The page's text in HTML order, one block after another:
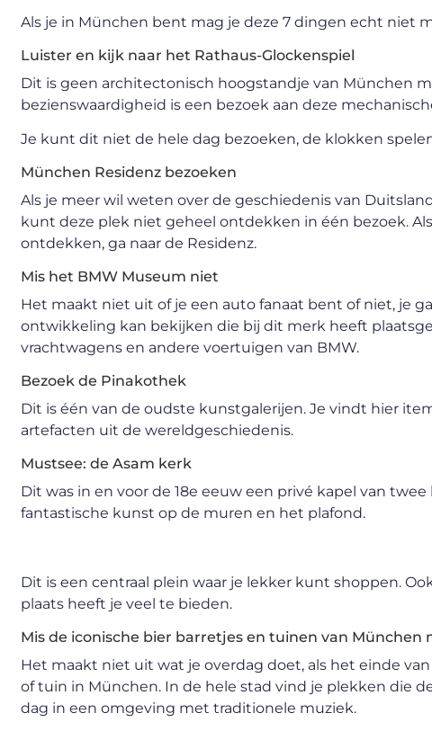
Als je in München bent mag je deze 7 dingen echt niet
Luister en kijk naar het Rathaus-Glockenspiel
Dit is geen architectonisch hoogstandje van München
bezienswaardigheid is een bezoek aan deze
Je kunt dit niet de hele dag bezoeken, de klokken
München Residenz bezoeken
Als je meer wil weten over de geschiedenis van
kunt deze plek niet geheel ontdekken in één bezoek.
ontdekken, ga naar de Residenz.
Mis het BMW Museum niet
Het maakt niet uit of je een auto fanaat bent of niet, je
ontwikkeling kan bekijken die bij dit merk heeft
vrachtwagens en andere voertuigen van BMW.
Bezoek de Pinakothek
Dit is één van de oudste kunstgalerijen. Je vindt hier
artefacten uit de wereldgeschiedenis.
Mustsee: de Asam kerk
Dit was in en voor de 18e eeuw een privé kapel van
fantastische kunst op de muren en het plafond.
Dit is een centraal plein waar je lekker kunt shoppen.
plaats heeft je veel te bieden.
Mis de iconische bier barretjes en tuinen van München
Het maakt niet uit wat je overdag doet, als het einde
of tuin in München. In de hele stad vind je plekken die
dag in een omgeving met traditionele muziek.